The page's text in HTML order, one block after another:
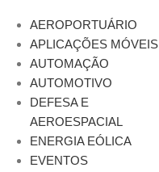
AEROPORTUÁRIO
APLICAÇÕES MÓVEIS
AUTOMAÇÃO
AUTOMOTIVO
DEFESA E
AEROESPACIAL
ENERGIA EÓLICA
EVENTOS